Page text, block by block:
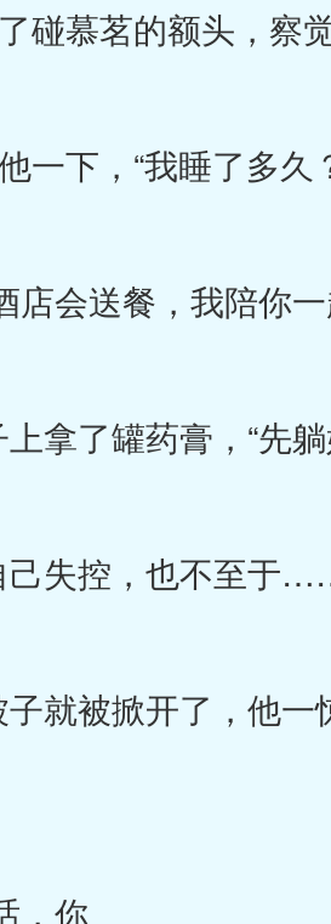
碰慕茗的额头，察
一下，“我睡了多久
会送餐，我陪你一
拿了罐药膏，“先
失控，也不至于
就被掀开了，他一
，你